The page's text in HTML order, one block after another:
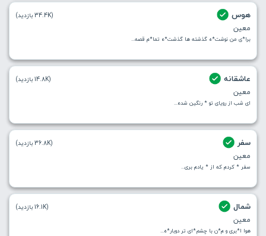
هوس
معین
برا*ی من نوشت*ه گذشته ها گذشت*ه تما*م قصه...
(34.4K بازدید)
عاشقانه
معین
ای شب از رویای تو * رنگین شده...
(14.8K بازدید)
سفر
معین
سفر * کردم که از * یادم بری...
(36.8K بازدید)
شمال
معین
هوا ا*بری و م*ن با چشم*ای تر دوبار*ه...
(16.1K بازدید)